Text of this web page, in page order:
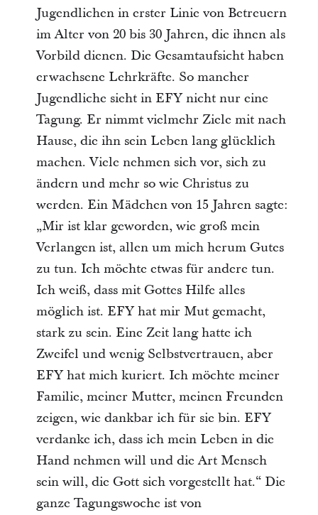
Jugendlichen in erster Linie von Betreuern
im Alter von 20 bis 30 Jahren, die ihnen als
Vorbild dienen. Die Gesamtaufsicht haben
erwachsene Lehrkräfte. So mancher
Jugendliche sieht in EFY nicht nur eine
Tagung. Er nimmt vielmehr Ziele mit nach
Hause, die ihn sein Leben lang glücklich
machen. Viele nehmen sich vor, sich zu
ändern und mehr so wie Christus zu
werden. Ein Mädchen von 15 Jahren sagte:
„Mir ist klar geworden, wie groß mein
Verlangen ist, allen um mich herum Gutes
zu tun. Ich möchte etwas für andere tun.
Ich weiß, dass mit Gottes Hilfe alles
möglich ist. EFY hat mir Mut gemacht,
stark zu sein. Eine Zeit lang hatte ich
Zweifel und wenig Selbstvertrauen, aber
EFY hat mich kuriert. Ich möchte meiner
Familie, meiner Mutter, meinen Freunden
zeigen, wie dankbar ich für sie bin. EFY
verdanke ich, dass ich mein Leben in die
Hand nehmen will und die Art Mensch
sein will, die Gott sich vorgestellt hat.“ Die
ganze Tagungswoche ist von